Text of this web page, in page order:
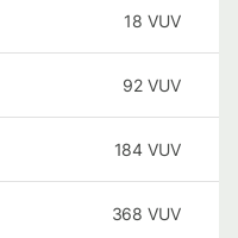
18 VUV
92 VUV
184 VUV
368 VUV